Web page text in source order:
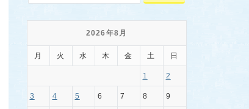
2026年8月
月 火 水 木 金 土 日
1 2
3 4 5 6 7 8 9